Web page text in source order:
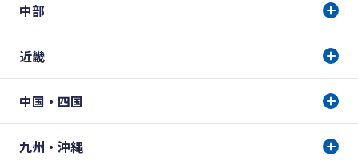
中部
近畿
中国・四国
九州・沖縄